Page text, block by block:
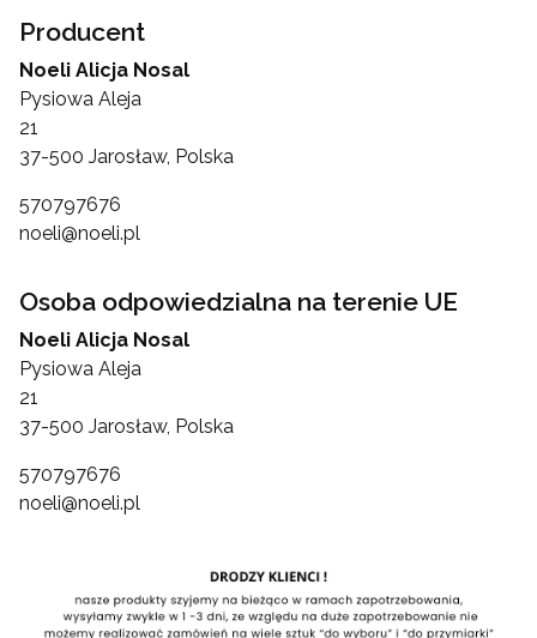
Producent
Noeli Alicja Nosal
Pysiowa Aleja
21
37-500 Jarosław, Polska
570797676
noeli@noeli.pl
Osoba odpowiedzialna na terenie UE
Noeli Alicja Nosal
Pysiowa Aleja
21
37-500 Jarosław, Polska
570797676
noeli@noeli.pl